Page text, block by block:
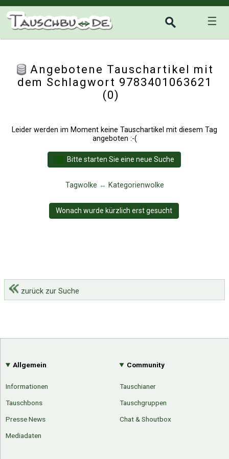
☰
Angebotene Tauschartikel mit
dem Schlagwort 9783401063621
(0)
Leider werden im Moment keine Tauschartikel mit diesem Tag
angeboten :-(
Bitte starten Sie eine neue Suche
Tagwolke ↔ Kategorienwolke
Wonach wurde kürzlich erst gesucht
zurück zur Suche
Allgemein
Informationen
Tauschbons
Presse News
Mediadaten
Community
Tauschianer
Tauschgruppen
Chat & Shoutbox